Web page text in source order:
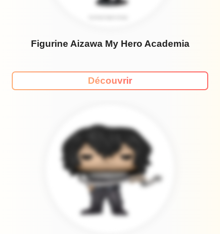
Figurine Aizawa My Hero Academia
Découvrir